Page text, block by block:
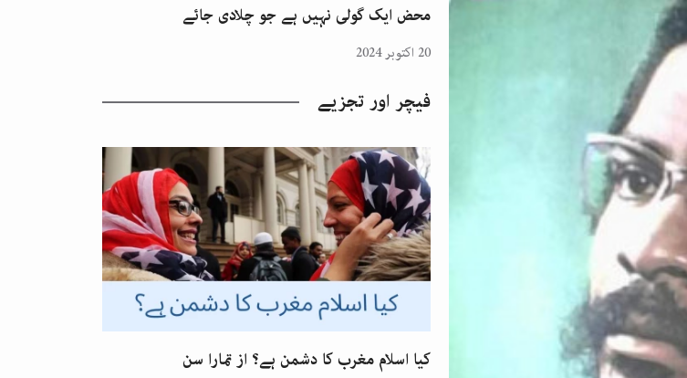
محض ایک گولی نہیں ہے جو چلادی جائے
20 اکتوبر 2024
فیچر اور تجزیے
کیا اسلام مغرب کا دشمن ہے؟ از تمارا سن